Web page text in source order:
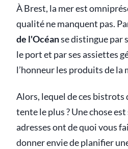
À Brest, la mer est
qualité ne manquent pas.
de l'Océanse distingue par
le port et par ses assiettes
l’honneur les produits de la
Alors, lequel de ces bistrots
tente le plus ? Une chose
adresses ont de quoi vous
donner envie de planifier